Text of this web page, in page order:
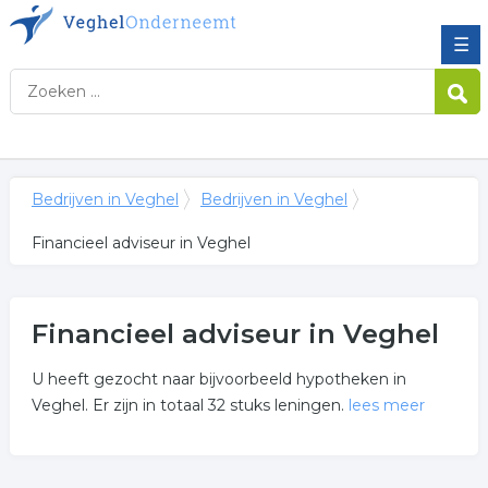
☰
Bedrijven in Veghel Bedrijven in Veghel
Financieel adviseur in Veghel
Financieel adviseur in Veghel
U heeft gezocht naar bijvoorbeeld hypotheken in
Veghel. Er zijn in totaal 32 stuks leningen. lees meer